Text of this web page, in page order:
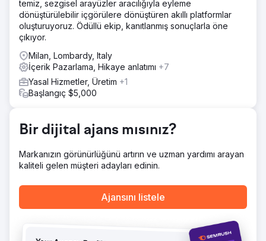
grubu eklemekti. Kilit nokta ayrıntılı araştırma ve düşük
rekabetçi anahtar kelime gruplarıydı. Sadece sayfa içi,
içerik ve bağlantıları daha iyi hale getirerek bunları ilk
sıraya koyduk.
Sonuç
Sonuç olarak: İlk yıl: Günde 0-3000 tıklama (Google
Search Console) İkinci yıl: Günde 3000-5700 tıklama
(Google Search Console) Üçüncü yıl: günde 8000'den
ziyaretçiye sahip
Ajans sayfasına git
temiz, sezgisel arayüzler aracılığıyla eyleme
dönüştürülebilir içgörülere dönüştüren akıllı platformlar
oluşturuyoruz. Ödüllü ekip, kanıtlanmış sonuçlarla öne
çıkıyor.
Milan, Lombardy, Italy
İçerik Pazarlama, Hikaye anlatımı +7
Yasal Hizmetler, Üretim +1
Başlangıç $5,000
Bir dijital ajans mısınız?
Markanızın görünürlüğünü artırın ve uzman yardımı arayan
kaliteli gelen müşteri adayları edinin.
Ajansını listele